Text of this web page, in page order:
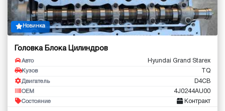
Новинка
Головка Блока Цилиндров
Авто Hyundai Grand Starex
Кузов TQ
Двигатель D4CB
OEM 4J0244AU00
Состояние Контракт